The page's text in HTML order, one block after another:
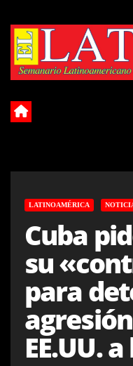
content
LATINOAMÉRICA
Cuba
su
para
EE.UU.